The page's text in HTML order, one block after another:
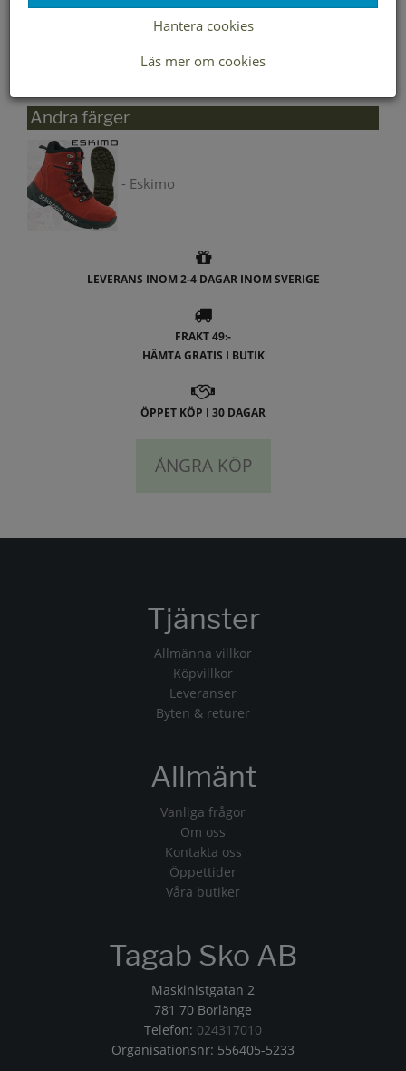
Andra färger
- Eskimo
LEVERANS INOM 2-4 DAGAR INOM SVERIGE
FRAKT 49:-
HÄMTA GRATIS I BUTIK
ÖPPET KÖP I 30 DAGAR
ÅNGRA KÖP
Hantera cookies
Läs mer om cookies
Tjänster
Allmänna villkor
Köpvillkor
Leveranser
Byten & returer
Allmänt
Vanliga frågor
Om oss
Kontakta oss
Öppettider
Våra butiker
Tagab Sko AB
Maskinistgatan 2
781 70 Borlänge
Telefon: 024317010
Organisationsnr: 556405-5233